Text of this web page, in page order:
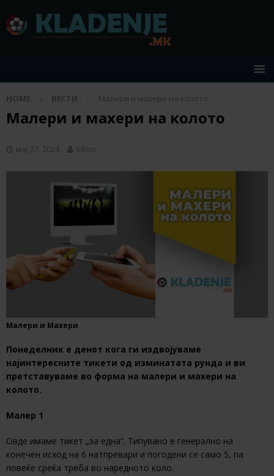
HOME ВЕСТИ Малери и махери на колото
Малери и махери на колото
мај 27, 2024 Viktor
Малери и Махери
Понеделник е денот кога ги издвојуваме
најинтересните тикети од изминатата рунда и ви
претставуваме во форма на малери и махери на
колото.
Малер 1
Овде имаме тикет „за една“. Типувано е генерално на
конечен исход на 6 натпревари и погодени се само 5, па
повеќе среќа треба во наредното коло.